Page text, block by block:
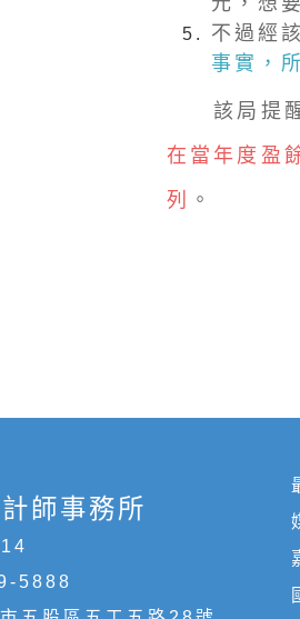
不過經
事實，
該局提醒
在當年度盈
列
。
師事務所
5888